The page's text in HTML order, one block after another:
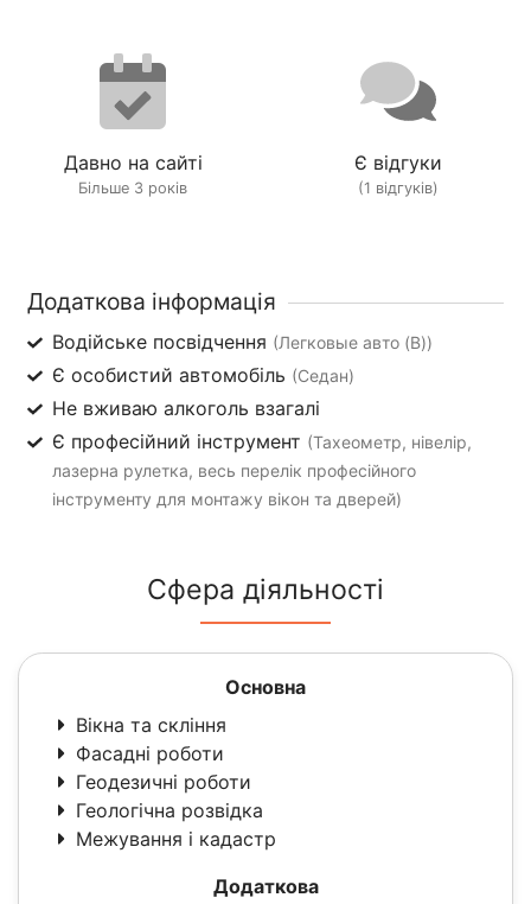
Давно на сайті
Більше 3 років
Є відгуки
(1 відгуків)
Додаткова інформація
Водійське посвідчення (Легковые авто (B))
Є особистий автомобіль (Седан)
Не вживаю алкоголь взагалі
Є професійний інструмент (Тахеометр, нівелір,
лазерна рулетка, весь перелік професійного
інструменту для монтажу вікон та дверей)
Сфера діяльності
Основна
Вікна та скління
Фасадні роботи
Геодезичні роботи
Геологічна розвідка
Межування і кадастр
Додаткова